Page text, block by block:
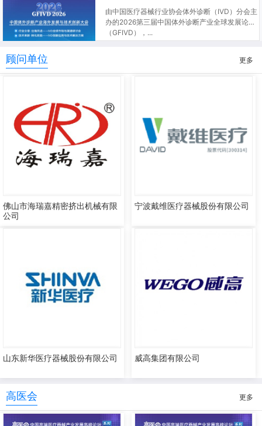
由中国医疗器械行业协会体外诊断（IVD）分会主
办的2026第三届中国体外诊断产业全球发展论坛
（GFIVD），...
顾问单位 更多
佛山市海瑞嘉精密挤出机械有限
公司
宁波戴维医疗器械股份有限公司
山东新华医疗器械股份有限公司 威高集团有限公司
高医会 更多